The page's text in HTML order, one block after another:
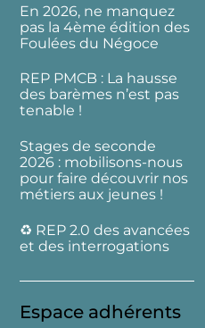
En 2026, ne manquez
pas la 4ème édition des
Foulées du Négoce
REP PMCB : La hausse
des barèmes n’est pas
tenable !
Stages de seconde
2026 : mobilisons-nous
pour faire découvrir nos
métiers aux jeunes !
♻️ REP 2.0 des avancées
et des interrogations
Espace adhérents